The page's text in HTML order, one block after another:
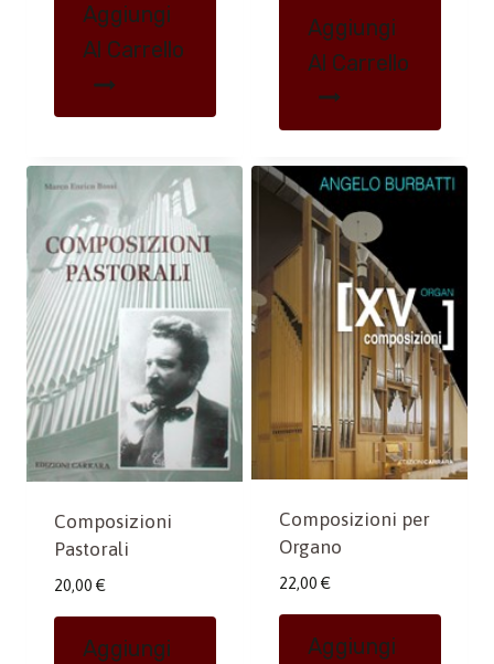
Aggiungi
Al Carrello
Aggiungi
Al Carrello
Composizioni
Pastorali
20,00 €
Aggiungi
Composizioni per
Organo
22,00 €
Aggiungi